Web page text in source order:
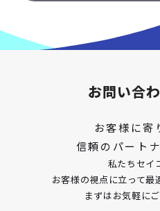
お問い合
お客様に寄
信頼のパート
私たちセイ
お客様の視点に立って最
まずはお気軽に